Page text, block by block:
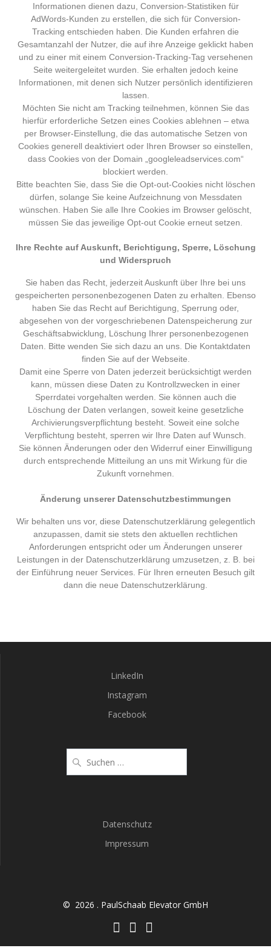
Informationen dienen dazu, Conversion-Statistiken für
AdWords-Kunden zu erstellen, die sich für Conversion-
Tracking entschieden haben. Die Kunden erfahren die
Gesamtanzahl der Nutzer, die auf ihre Anzeige geklickt haben
und zu einer mit einem Conversion-Tracking-Tag versehenen
Seite weitergeleitet wurden. Sie erhalten jedoch keine
Informationen, mit denen sich Nutzer persönlich identifizieren
lassen.
Möchten Sie nicht am Tracking teilnehmen, können Sie das
hierfür erforderliche Setzen eines Cookies ablehnen – etwa
per Browser-Einstellung, die das automatische Setzen von
Cookies generell deaktiviert oder Ihren Browser so einstellen,
dass Cookies von der Domain „googleleadservices.com“
blockiert werden.
Bitte beachten Sie, dass Sie die Opt-out-Cookies nicht löschen
dürfen, solange Sie keine Aufzeichnung von Messdaten
wünschen. Haben Sie alle Ihre Cookies im Browser gelöscht,
müssen Sie das jeweilige Opt-out Cookie erneut setzen.
Ihre Rechte auf Auskunft, Berichtigung, Sperre, Löschung
und Widerspruch
Sie haben das Recht, jederzeit Auskunft über Ihre bei uns
gespeicherten personenbezogenen Daten zu erhalten. Ebenso
haben Sie das Recht auf Berichtigung, Sperrung oder,
abgesehen von der vorgeschriebenen Datenspeicherung zur
Geschäftsabwicklung, Löschung Ihrer personenbezogenen
Daten. Bitte wenden Sie sich dazu an uns. Die Kontaktdaten
finden Sie auf der Webseite.
Damit eine Sperre von Daten jederzeit berücksichtigt werden
kann, müssen diese Daten zu Kontrollzwecken in einer
Sperrdatei vorgehalten werden. Sie können auch die
Löschung der Daten verlangen, soweit keine gesetzliche
Archivierungsverpflichtung besteht. Soweit eine solche
Verpflichtung besteht, sperren wir Ihre Daten auf Wunsch.
Sie können Änderungen oder den Widerruf einer Einwilligung
durch entsprechende Mitteilung an uns mit Wirkung für die
Zukunft vornehmen.
Änderung unserer Datenschutzbestimmungen
Wir behalten uns vor, diese Datenschutzerklärung gelegentlich
anzupassen, damit sie stets den aktuellen rechtlichen
Anforderungen entspricht oder um Änderungen unserer
Leistungen in der Datenschutzerklärung umzusetzen, z. B. bei
der Einführung neuer Services. Für Ihren erneuten Besuch gilt
dann die neue Datenschutzerklärung.
LinkedIn
Instagram
Facebook
Datenschutz
Impressum
© 2026 . PaulSchaab Elevator GmbH